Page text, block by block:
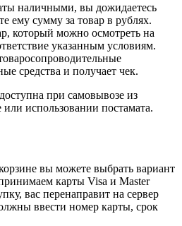
наличными, вы дожидаетесь
ему сумму за товар в рублях.
который можно осмотреть на
указанным условиям.
средства и получает чек.
при самовывозе из
использовании постамата.
вы можете выбрать вариант
карты Visa и Master
вас перенаправит на сервер
ввести номер карты, срок